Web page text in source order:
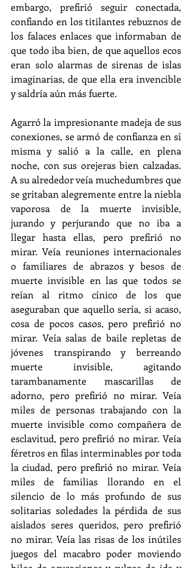
embargo, prefirió seguir conectada,
confiando en los titilantes rebuznos de
los falaces enlaces que informaban de
que todo iba bien, de que aquellos ecos
eran solo alarmas de sirenas de islas
imaginarias, de que ella era invencible
y saldría aún más fuerte.
Agarró la impresionante madeja de sus
conexiones, se armó de confianza en sí
misma y salió a la calle, en plena
noche, con sus orejeras bien calzadas.
A su alrededor veía muchedumbres que
se gritaban alegremente entre la niebla
vaporosa de la muerte invisible,
jurando y perjurando que no iba a
llegar hasta ellas, pero prefirió no
mirar. Veía reuniones internacionales
o familiares de abrazos y besos de
muerte invisible en las que todos se
reían al ritmo cínico de los que
aseguraban que aquello sería, si acaso,
cosa de pocos casos, pero prefirió no
mirar. Veía salas de baile repletas de
jóvenes transpirando y berreando
muerte invisible, agitando
tarambanamente mascarillas de
adorno, pero prefirió no mirar. Veía
miles de personas trabajando con la
muerte invisible como compañera de
esclavitud, pero prefirió no mirar. Veía
féretros en filas interminables por toda
la ciudad, pero prefirió no mirar. Veía
miles de familias llorando en el
silencio de lo más profundo de sus
solitarias soledades la pérdida de sus
aislados seres queridos, pero prefirió
no mirar. Veía las risas de los inútiles
juegos del macabro poder moviendo